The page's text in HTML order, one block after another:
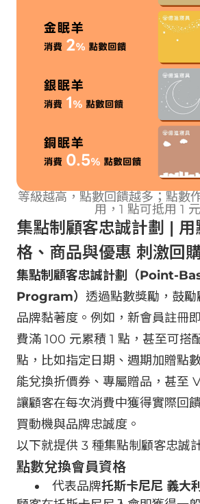
等級越高，點數回饋越多；點數
用，1 點可抵用 1
集點制顧客忠誠計劃 | 用
格、商品與優惠 刺激回
集點制顧客忠誠計劃（Point-
Program） 透過點數獎勵，鼓
品牌黏著度。例如，新會員註冊
費滿 100 元累積 1 點，甚至可搭
點，比如指定日期、週期加贈點
能兌換折價券、專屬贈品，甚至
讓顧客在每次消費中獲得實際回
買動機與品牌忠誠度。
以下就提供 3 種集點制顧客忠誠
點數兌換會員資格
代表品牌托斯卡尼尼 義大